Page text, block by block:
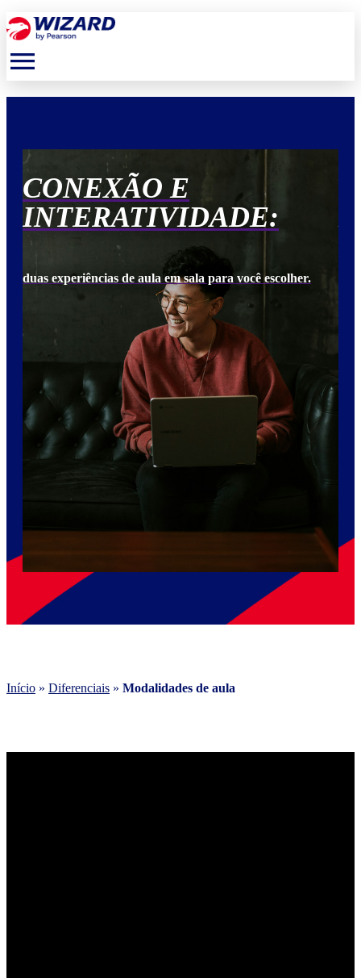
menu
CONEXÃO E
INTERATIVIDADE:
duas experiências de aula em sala para você escolher.
Início » Diferenciais » Modalidades de aula